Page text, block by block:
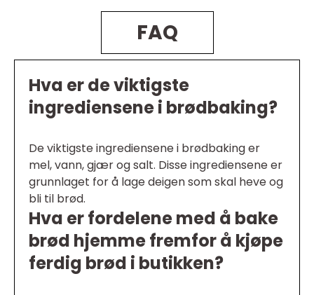
FAQ
Hva er de viktigste
ingrediensene i brødbaking?
De viktigste ingrediensene i brødbaking er
mel, vann, gjær og salt. Disse ingrediensene er
grunnlaget for å lage deigen som skal heve og
bli til brød.
Hva er fordelene med å bake
brød hjemme fremfor å kjøpe
ferdig brød i butikken?